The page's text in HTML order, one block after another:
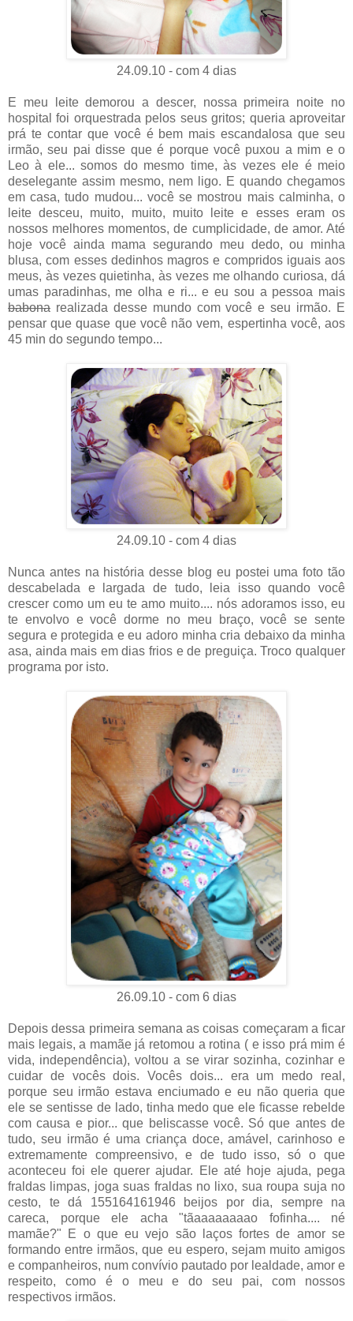
24.09.10 - com 4 dias
E meu leite demorou a descer, nossa primeira noite no
hospital foi orquestrada pelos seus gritos; queria aproveitar
prá te contar que você é bem mais escandalosa que seu
irmão, seu pai disse que é porque você puxou a mim e o
Leo à ele... somos do mesmo time, às vezes ele é meio
deselegante assim mesmo, nem ligo. E quando chegamos
em casa, tudo mudou... você se mostrou mais calminha, o
leite desceu, muito, muito, muito leite e esses eram os
nossos melhores momentos, de cumplicidade, de amor. Até
hoje você ainda mama segurando meu dedo, ou minha
blusa, com esses dedinhos magros e compridos iguais aos
meus, às vezes quietinha, às vezes me olhando curiosa, dá
umas paradinhas, me olha e ri... e eu sou a pessoa mais
babona realizada desse mundo com você e seu irmão. E
pensar que quase que você não vem, espertinha você, aos
45 min do segundo tempo...
24.09.10 - com 4 dias
Nunca antes na história desse blog eu postei uma foto tão
descabelada e largada de tudo, leia isso quando você
crescer como um eu te amo muito.... nós adoramos isso, eu
te envolvo e você dorme no meu braço, você se sente
segura e protegida e eu adoro minha cria debaixo da minha
asa, ainda mais em dias frios e de preguiça. Troco qualquer
programa por isto.
26.09.10 - com 6 dias
Depois dessa primeira semana as coisas começaram a ficar
mais legais, a mamãe já retomou a rotina ( e isso prá mim é
vida, independência), voltou a se virar sozinha, cozinhar e
cuidar de vocês dois. Vocês dois... era um medo real,
porque seu irmão estava enciumado e eu não queria que
ele se sentisse de lado, tinha medo que ele ficasse rebelde
com causa e pior... que beliscasse você. Só que antes de
tudo, seu irmão é uma criança doce, amável, carinhoso e
extremamente compreensivo, e de tudo isso, só o que
aconteceu foi ele querer ajudar. Ele até hoje ajuda, pega
fraldas limpas, joga suas fraldas no lixo, sua roupa suja no
cesto, te dá 155164161946 beijos por dia, sempre na
careca, porque ele acha "tãaaaaaaaao fofinha.... né
mamãe?" E o que eu vejo são laços fortes de amor se
formando entre irmãos, que eu espero, sejam muito amigos
e companheiros, num convívio pautado por lealdade, amor e
respeito, como é o meu e do seu pai, com nossos
respectivos irmãos.